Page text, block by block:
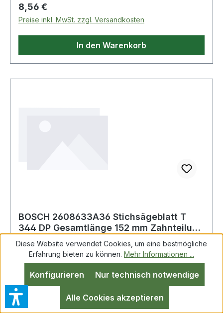
Regulärer Preis:
8,56 €
Preise inkl. MwSt. zzgl. Versandkosten
In den Warenkorb
BOSCH 2608633A36 Stichsägeblatt T
344 DP Gesamtlänge 152 mm Zahnteilung
4 mm HCS
Stichsägeblatt T 344 DP Precision for Wood
L.152mm Zahnteilung 4mm HCS 5er Pack aus
HCS-Stahl · zum Einsatz in weichen Materialien
wie Holz, Holzfaserplatten, Kunststoffe etc. ·
Diese Website verwendet Cookies, um eine bestmögliche
Erfahrung bieten zu können. Mehr Informationen ...
Nur technisch notwendige
Konfigurieren
Alle Cookies akzeptieren